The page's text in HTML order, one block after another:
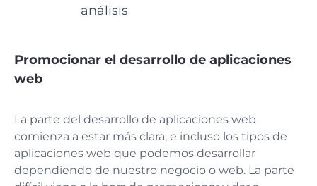
análisis
Promocionar el desarrollo de aplicaciones
web
La parte del desarrollo de aplicaciones web
comienza a estar más clara, e incluso los tipos de
aplicaciones web que podemos desarrollar
dependiendo de nuestro negocio o web. La parte